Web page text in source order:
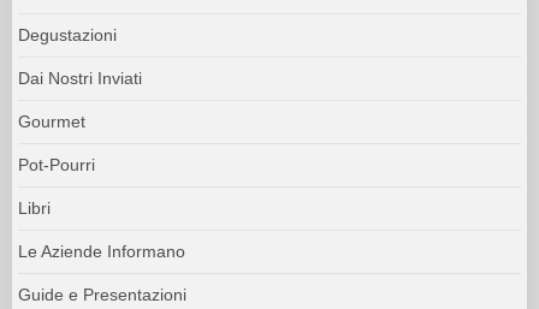
Degustazioni
Dai Nostri Inviati
Gourmet
Pot-Pourri
Libri
Le Aziende Informano
Guide e Presentazioni